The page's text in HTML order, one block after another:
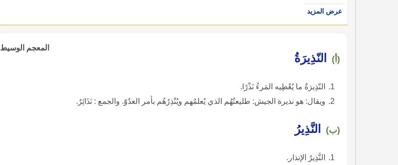
عرض المزيد
المعجم الوسيط
(أ) النّذِيرَةُ
النّذِيرَةُ ما يُعْطِيه المَرءُ نَذْرًا.
ويقال: هو نذيرة الجيش: طليعتُهُم الذي يُعلمُهم ويُنْذِرُهُم بأمر العدُوّ. والجمع : نَذَائِرُ.
(ب) النَّذِيرُ
النَّذِيرُ الإنذار.